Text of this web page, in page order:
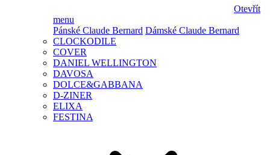
Otevřít
menu
Pánské Claude Bernard Dámské Claude Bernard
CLOCKODILE
COVER
DANIEL WELLINGTON
DAVOSA
DOLCE&GABBANA
D-ZINER
ELIXA
FESTINA